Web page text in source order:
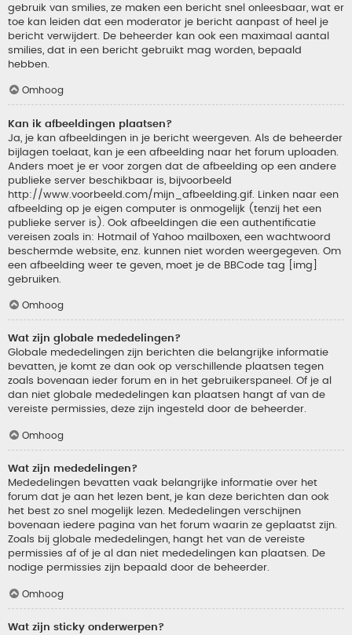
gebruik van smilies, ze maken een bericht snel onleesbaar, wat er
toe kan leiden dat een moderator je bericht aanpast of heel je
bericht verwijdert. De beheerder kan ook een maximaal aantal
smilies, dat in een bericht gebruikt mag worden, bepaald
hebben.
Omhoog
Kan ik afbeeldingen plaatsen?
Ja, je kan afbeeldingen in je bericht weergeven. Als de beheerder
bijlagen toelaat, kan je een afbeelding naar het forum uploaden.
Anders moet je er voor zorgen dat de afbeelding op een andere
publieke server beschikbaar is, bijvoorbeeld
http://www.voorbeeld.com/mijn_afbeelding.gif. Linken naar een
afbeelding op je eigen computer is onmogelijk (tenzij het een
publieke server is). Ook afbeeldingen die een authentificatie
vereisen zoals in: Hotmail of Yahoo mailboxen, een wachtwoord
beschermde website, enz. kunnen niet worden weergegeven. Om
een afbeelding weer te geven, moet je de BBCode tag [img]
gebruiken.
Omhoog
Wat zijn globale mededelingen?
Globale mededelingen zijn berichten die belangrijke informatie
bevatten, je komt ze dan ook op verschillende plaatsen tegen
zoals bovenaan ieder forum en in het gebruikerspaneel. Of je al
dan niet globale mededelingen kan plaatsen hangt af van de
vereiste permissies, deze zijn ingesteld door de beheerder.
Omhoog
Wat zijn mededelingen?
Mededelingen bevatten vaak belangrijke informatie over het
forum dat je aan het lezen bent, je kan deze berichten dan ook
het best zo snel mogelijk lezen. Mededelingen verschijnen
bovenaan iedere pagina van het forum waarin ze geplaatst zijn.
Zoals bij globale mededelingen, hangt het van de vereiste
permissies af of je al dan niet mededelingen kan plaatsen. De
nodige permissies zijn bepaald door de beheerder.
Omhoog
Wat zijn sticky onderwerpen?